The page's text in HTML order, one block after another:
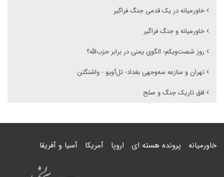
خاورمیانه در یک قدمی جنگ فراگیر
خاورمیانه و جنگ فراگیر
روز شصت‌ویکم؛ الگوی یمنی در برابر حزب‌الله؟
تهران و منازعه سه‌وجهی بغداد- تل‌آویو - واشنگتن
افق تاریک جنگ و صلح
خاورمیانه پرونده هسته ای اروپا آمریکا آسیا و آفریقا